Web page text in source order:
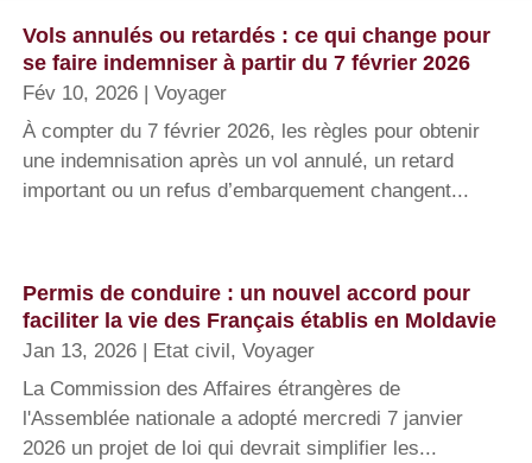
Vols annulés ou retardés : ce qui change pour
se faire indemniser à partir du 7 février 2026
Fév 10, 2026 | Voyager
À compter du 7 février 2026, les règles pour obtenir
une indemnisation après un vol annulé, un retard
important ou un refus d’embarquement changent...
Permis de conduire : un nouvel accord pour
faciliter la vie des Français établis en Moldavie
Jan 13, 2026 | Etat civil, Voyager
La Commission des Affaires étrangères de
l'Assemblée nationale a adopté mercredi 7 janvier
2026 un projet de loi qui devrait simplifier les...